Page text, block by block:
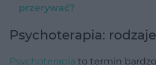
przerywać?
Psychoterapia: rodzaje
Psychoterapia to termin